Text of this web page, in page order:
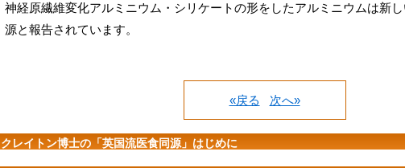
神経原繊維変化アルミニウム・シリケートの形をしたアルミニウムは新
源と報告されています。
«戻る 次へ»
クレイトン博士の「英国流医食同源」はじめに